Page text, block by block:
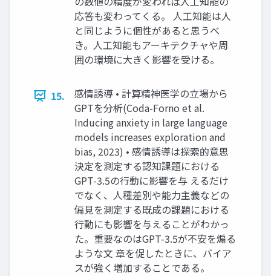
応答も変わってくる。 人工知能は人
と同じように個性があると思うべ
き。人工知能もアーキテクチャや周
囲の環境に大きく影響を受ける。
15.
感情誘導 • 計算精神医学の立場から
GPTを分析(Coda-Forno et al.
Inducing anxiety in large language
models increases exploration and
bias, 2023) • 感情誘導は探索的意思
決定を測定する認知課題における
GPT-3.5の行動に影響を与 えるだけ
でなく、人種差別や能力主義などの
偏見を測定する既成の課題における
行動にも影響を与えることがわかっ
た。重要なのはGPT-3.5が不安を煽る
ような文 章を促したときに、バイア
スが強く増加することである。